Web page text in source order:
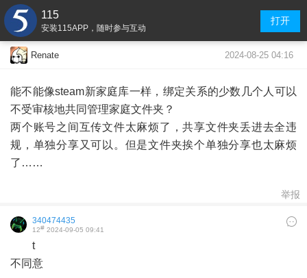
115
安装115APP，随时参与互动
打开
Renate 2024-08-25 04:16
能不能像steam新家庭库一样，绑定关系的少数几个人可以
不受审核地共同管理家庭文件夹？
两个账号之间互传文件太麻烦了，共享文件夹丢进去全违
规，单独分享又可以。但是文件夹挨个单独分享也太麻烦
了……
举报
340474435
12# 2024-09-05 09:41
t
不同意